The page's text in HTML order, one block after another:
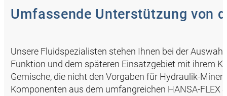
Umfassende Unterstützung von
Unsere Fluidspezialisten stehen Ihnen bei der
Funktion und dem späteren Einsatzgebiet mit ihrem
Gemische, die nicht den Vorgaben für Hydraulik-
Komponenten aus dem umfangreichen